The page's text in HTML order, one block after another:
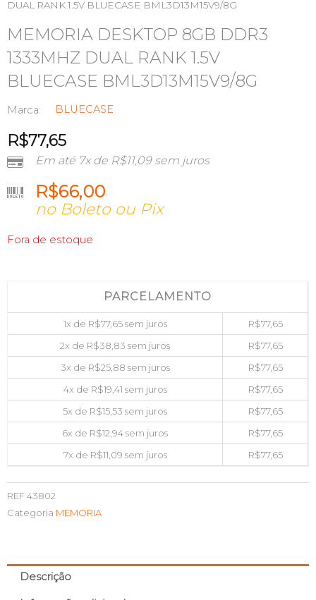
DUAL RANK 1.5V BLUECASE BML3D13M15V9/8G
MEMORIA DESKTOP 8GB DDR3
1333MHZ DUAL RANK 1.5V
BLUECASE BML3D13M15V9/8G
Marca: BLUECASE
R$77,65
Em até 7x de R$11,09sem juros
R$66,00
no Boleto ou Pix
Fora de estoque
PARCELAMENTO
1x de R$77,65sem juros R$77,65
2x de R$38,83 sem juros R$77,65
3x de R$25,88 sem juros R$77,65
4x de R$19,41 sem juros R$77,65
5x de R$15,53 sem juros R$77,65
6x de R$12,94sem juros R$77,65
7x de R$11,09 sem juros R$77,65
REF43802
Categoria MEMORIA
Descrição